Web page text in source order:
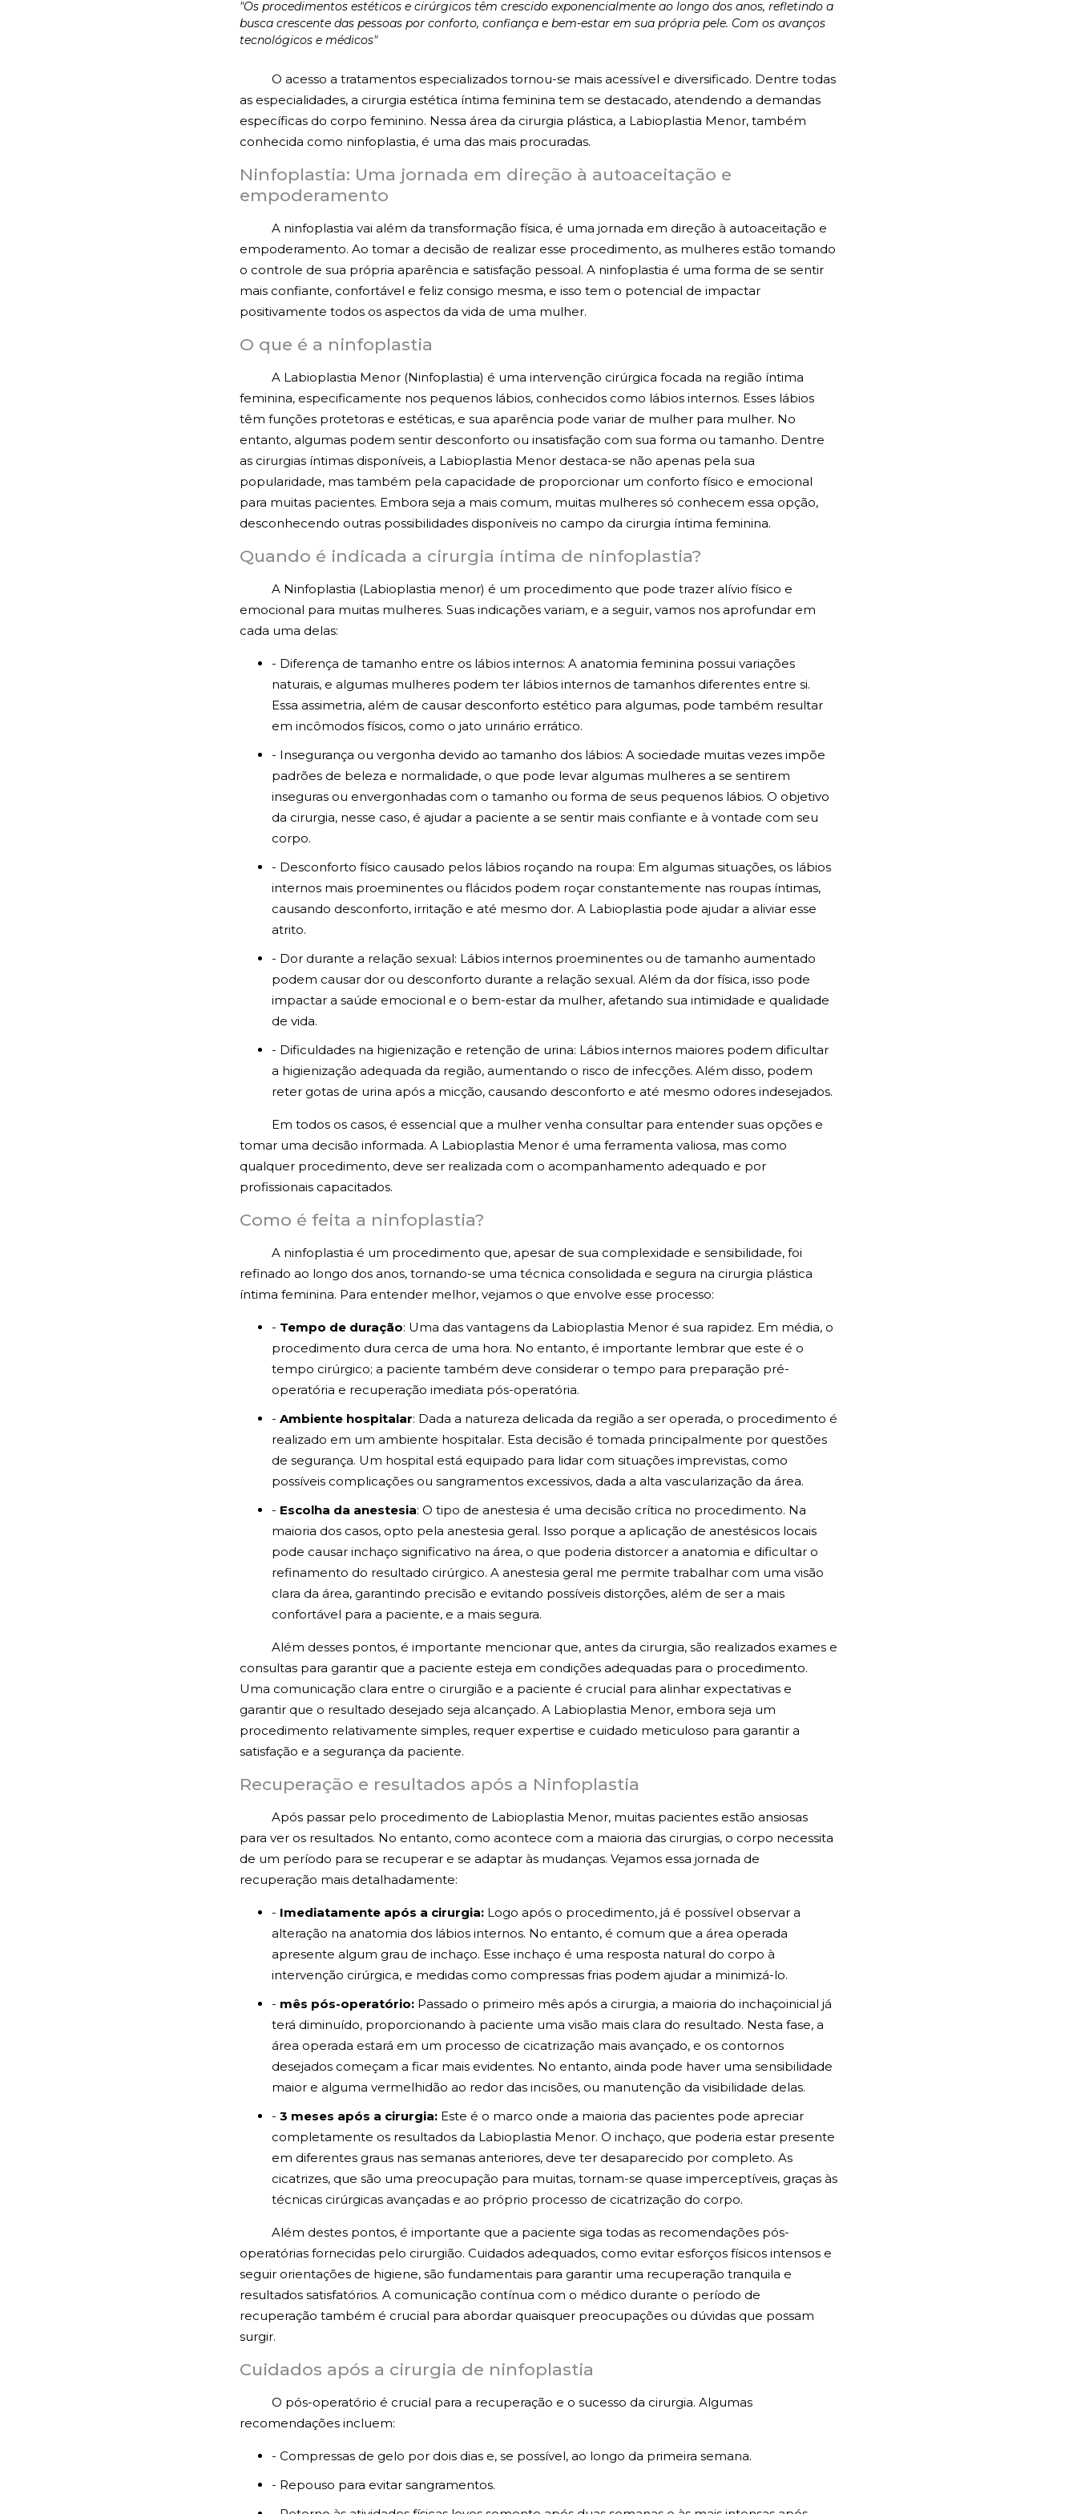
ÍNTIMA
TUDO SOBRE CLITOROPLASTIA
TUDO SOBRE NINFOPLASTIA
GUIA DA CIRURGIA ÍNTÍMA
GUIA DA CIRURGIA PLÁSTICA
"Os procedimentos estéticos e cirúrgicos têm crescido exponencialmente ao longo dos anos, refletindo a
busca crescente das pessoas por conforto, confiança e bem-estar em sua própria pele. Com os avanços
tecnológicos e médicos"
O acesso a tratamentos especializados tornou-se mais acessível e diversificado. Dentre todas
as especialidades, a cirurgia estética íntima feminina tem se destacado, atendendo a demandas
específicas do corpo feminino. Nessa área da cirurgia plástica, a Labioplastia Menor, também
conhecida como ninfoplastia, é uma das mais procuradas.
Ninfoplastia: Uma jornada em direção à autoaceitação e
empoderamento
A ninfoplastia vai além da transformação física, é uma jornada em direção à autoaceitação e
empoderamento. Ao tomar a decisão de realizar esse procedimento, as mulheres estão tomando
o controle de sua própria aparência e satisfação pessoal. A ninfoplastia é uma forma de se sentir
mais confiante, confortável e feliz consigo mesma, e isso tem o potencial de impactar
positivamente todos os aspectos da vida de uma mulher.
O que é a ninfoplastia
A Labioplastia Menor (Ninfoplastia) é uma intervenção cirúrgica focada na região íntima
feminina, especificamente nos pequenos lábios, conhecidos como lábios internos. Esses lábios
têm funções protetoras e estéticas, e sua aparência pode variar de mulher para mulher. No
entanto, algumas podem sentir desconforto ou insatisfação com sua forma ou tamanho. Dentre
as cirurgias íntimas disponíveis, a Labioplastia Menor destaca-se não apenas pela sua
popularidade, mas também pela capacidade de proporcionar um conforto físico e emocional
para muitas pacientes. Embora seja a mais comum, muitas mulheres só conhecem essa opção,
desconhecendo outras possibilidades disponíveis no campo da cirurgia íntima feminina.
Quando é indicada a cirurgia íntima de ninfoplastia?
A Ninfoplastia (Labioplastia menor) é um procedimento que pode trazer alívio físico e
emocional para muitas mulheres. Suas indicações variam, e a seguir, vamos nos aprofundar em
cada uma delas:
- Diferença de tamanho entre os lábios internos: A anatomia feminina possui variações
naturais, e algumas mulheres podem ter lábios internos de tamanhos diferentes entre si.
Essa assimetria, além de causar desconforto estético para algumas, pode também resultar
em incômodos físicos, como o jato urinário errático.
- Insegurança ou vergonha devido ao tamanho dos lábios: A sociedade muitas vezes impõe
padrões de beleza e normalidade, o que pode levar algumas mulheres a se sentirem
inseguras ou envergonhadas com o tamanho ou forma de seus pequenos lábios. O objetivo
da cirurgia, nesse caso, é ajudar a paciente a se sentir mais confiante e à vontade com seu
corpo.
- Desconforto físico causado pelos lábios roçando na roupa: Em algumas situações, os lábios
internos mais proeminentes ou flácidos podem roçar constantemente nas roupas íntimas,
causando desconforto, irritação e até mesmo dor. A Labioplastia pode ajudar a aliviar esse
atrito.
- Dor durante a relação sexual: Lábios internos proeminentes ou de tamanho aumentado
podem causar dor ou desconforto durante a relação sexual. Além da dor física, isso pode
impactar a saúde emocional e o bem-estar da mulher, afetando sua intimidade e qualidade
de vida.
- Dificuldades na higienização e retenção de urina: Lábios internos maiores podem dificultar
a higienização adequada da região, aumentando o risco de infecções. Além disso, podem
reter gotas de urina após a micção, causando desconforto e até mesmo odores indesejados.
Em todos os casos, é essencial que a mulher venha consultar para entender suas opções e
tomar uma decisão informada. A Labioplastia Menor é uma ferramenta valiosa, mas como
qualquer procedimento, deve ser realizada com o acompanhamento adequado e por
profissionais capacitados.
Como é feita a ninfoplastia?
A ninfoplastia é um procedimento que, apesar de sua complexidade e sensibilidade, foi
refinado ao longo dos anos, tornando-se uma técnica consolidada e segura na cirurgia plástica
íntima feminina. Para entender melhor, vejamos o que envolve esse processo:
- Tempo de duração: Uma das vantagens da Labioplastia Menor é sua rapidez. Em média, o
procedimento dura cerca de uma hora. No entanto, é importante lembrar que este é o
tempo cirúrgico; a paciente também deve considerar o tempo para preparação pré-
operatória e recuperação imediata pós-operatória.
- Ambiente hospitalar: Dada a natureza delicada da região a ser operada, o procedimento é
realizado em um ambiente hospitalar. Esta decisão é tomada principalmente por questões
de segurança. Um hospital está equipado para lidar com situações imprevistas, como
possíveis complicações ou sangramentos excessivos, dada a alta vascularização da área.
- Escolha da anestesia: O tipo de anestesia é uma decisão crítica no procedimento. Na
maioria dos casos, opto pela anestesia geral. Isso porque a aplicação de anestésicos locais
pode causar inchaço significativo na área, o que poderia distorcer a anatomia e dificultar o
refinamento do resultado cirúrgico. A anestesia geral me permite trabalhar com uma visão
clara da área, garantindo precisão e evitando possíveis distorções, além de ser a mais
confortável para a paciente, e a mais segura.
Além desses pontos, é importante mencionar que, antes da cirurgia, são realizados exames e
consultas para garantir que a paciente esteja em condições adequadas para o procedimento.
Uma comunicação clara entre o cirurgião e a paciente é crucial para alinhar expectativas e
garantir que o resultado desejado seja alcançado. A Labioplastia Menor, embora seja um
procedimento relativamente simples, requer expertise e cuidado meticuloso para garantir a
satisfação e a segurança da paciente.
Recuperação e resultados após a Ninfoplastia
Após passar pelo procedimento de Labioplastia Menor, muitas pacientes estão ansiosas
para ver os resultados. No entanto, como acontece com a maioria das cirurgias, o corpo necessita
de um período para se recuperar e se adaptar às mudanças. Vejamos essa jornada de
recuperação mais detalhadamente:
- Imediatamente após a cirurgia:Logo após o procedimento, já é possível observar a
alteração na anatomia dos lábios internos. No entanto, é comum que a área operada
apresente algum grau de inchaço. Esse inchaço é uma resposta natural do corpo à
intervenção cirúrgica, e medidas como compressas frias podem ajudar a minimizá-lo.
- mês pós-operatório:Passado o primeiro mês após a cirurgia, a maioria do inchaçoinicial já
terá diminuído, proporcionando à paciente uma visão mais clara do resultado. Nesta fase, a
área operada estará em um processo de cicatrização mais avançado, e os contornos
desejados começam a ficar mais evidentes. No entanto, ainda pode haver uma sensibilidade
maior e alguma vermelhidão ao redor das incisões, ou manutenção da visibilidade delas.
- 3 meses após a cirurgia:Este é o marco onde a maioria das pacientes pode apreciar
completamente os resultados da Labioplastia Menor. O inchaço, que poderia estar presente
em diferentes graus nas semanas anteriores, deve ter desaparecido por completo. As
cicatrizes, que são uma preocupação para muitas, tornam-se quase imperceptíveis, graças às
técnicas cirúrgicas avançadas e ao próprio processo de cicatrização do corpo.
Além destes pontos, é importante que a paciente siga todas as recomendações pós-
operatórias fornecidas pelo cirurgião. Cuidados adequados, como evitar esforços físicos intensos e
seguir orientações de higiene, são fundamentais para garantir uma recuperação tranquila e
resultados satisfatórios. A comunicação contínua com o médico durante o período de
recuperação também é crucial para abordar quaisquer preocupações ou dúvidas que possam
surgir.
Cuidados após a cirurgia de ninfoplastia
O pós-operatório é crucial para a recuperação e o sucesso da cirurgia. Algumas
recomendações incluem:
- Compressas de gelo por dois dias e, se possível, ao longo da primeira semana.
- Repouso para evitar sangramentos.